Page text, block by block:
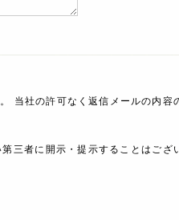
当社の許可なく返信メールの内容
三者に開示・提示することはござ